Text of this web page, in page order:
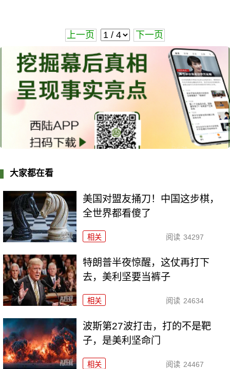
上一页 下一页
大家都在看
美国对盟友捅刀！中国这步棋，
全世界都看傻了
相关 阅读 34297
特朗普半夜惊醒，这仗再打下
去，美利坚要当裤子
相关 阅读 24634
波斯第27波打击，打的不是靶
子，是美利坚命门
相关 阅读 24467